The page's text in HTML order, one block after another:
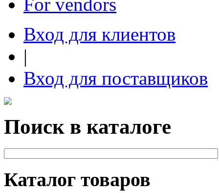
Вход для клиентов
|
Вход для поставщиков
Поиск в каталоге
Каталог товаров